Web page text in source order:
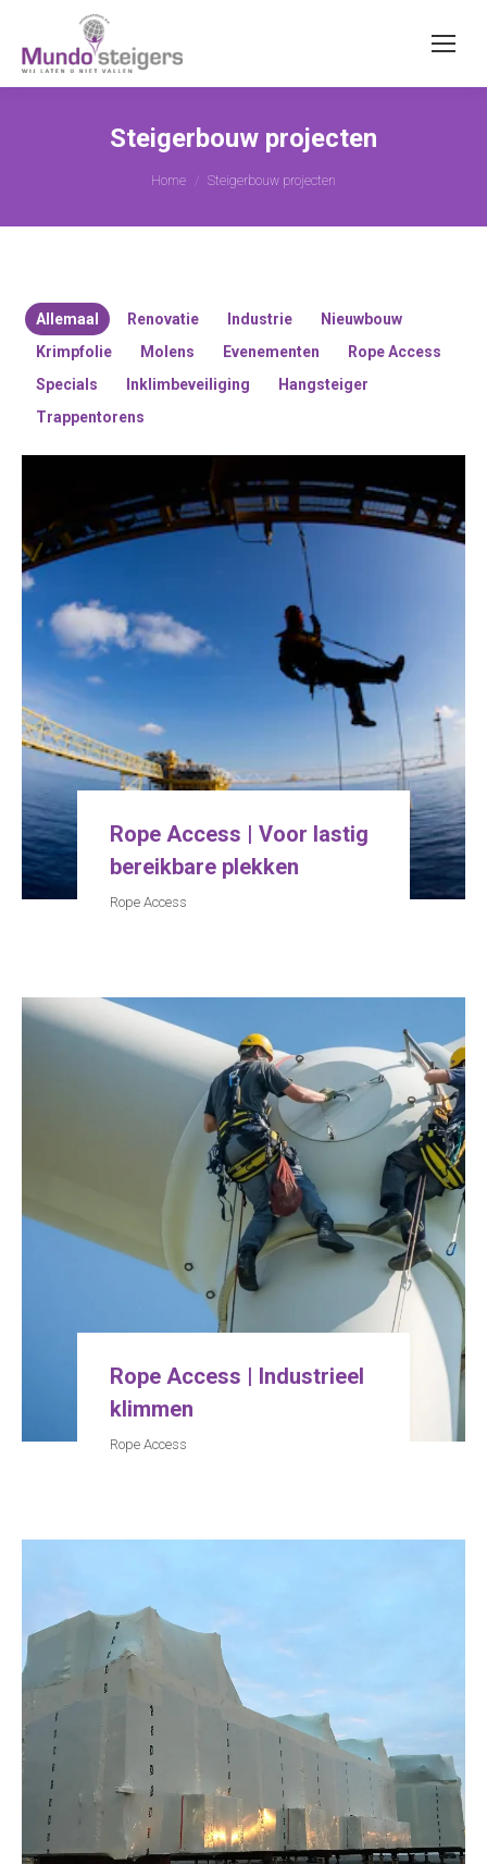
Steigerbouw projecten
Je bent hier:
Home Steigerbouw projecten
Allemaal Renovatie Industrie
Nieuwbouw
Krimpfolie
Molens Evenementen
Rope Access
Specials
Inklimbeveiliging
Hangsteiger
Trappentorens
Rope Access | Voor lastig
bereikbare plekken
Rope Access
Rope Access | Industrieel
klimmen
Rope Access